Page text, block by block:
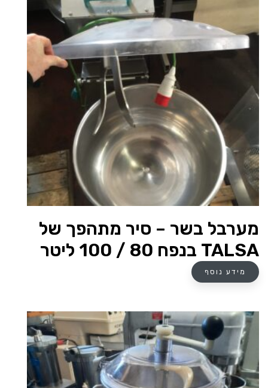
מערבל בשר – סיר מתהפך של
TALSA בנפח 80 / 100 ליטר
מידע נוסף